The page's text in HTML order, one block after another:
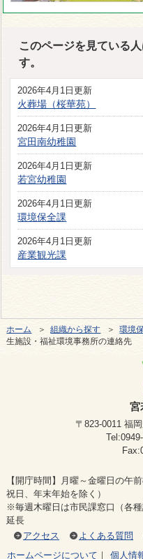
このページを見ている
す。
2026年4月1日更新
火葬場（桜華苑）
2026年4月1日更新
宮田南幼稚園
2026年4月1日更新
若宮幼稚園
2026年4月1日更新
環境保全課
2026年4月1日更新
産業観光課
ホーム ＞組織から探す ＞環境
生施設・福祉環境事務所の連絡先
宮
〒823-0011 福
【開庁時間】月曜～金曜日の午
祝日、年末年始を除く）
※毎週木曜日は市民課窓口（各
延長
アクセス
よくある質問
ホームページについて ｜ 個人情